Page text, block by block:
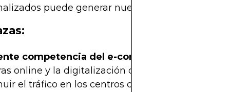
puede generar nuevas fuentes de
competencia del e-commerce:
online y la digitalización del comercio pueden
el tráfico en los centros comerciales.